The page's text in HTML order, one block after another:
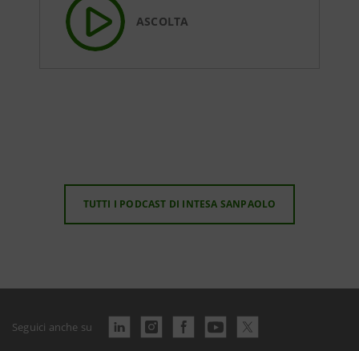
ASCOLTA
TUTTI I PODCAST DI INTESA SANPAOLO
Seguici anche su